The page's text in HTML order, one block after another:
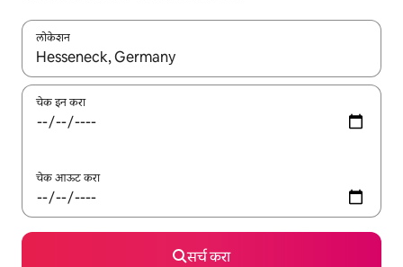
लोकेशन
जेव्हा परिणाम उपलब्ध असतील, तेव्हा वरच्या आणि खाली बाणांच्या किजसह
चेक इन करा
चेक आऊट करा
सर्च करा